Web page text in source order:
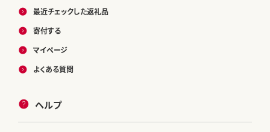
最近チェックした返礼品
寄付する
マイページ
よくある質問
ヘルプ